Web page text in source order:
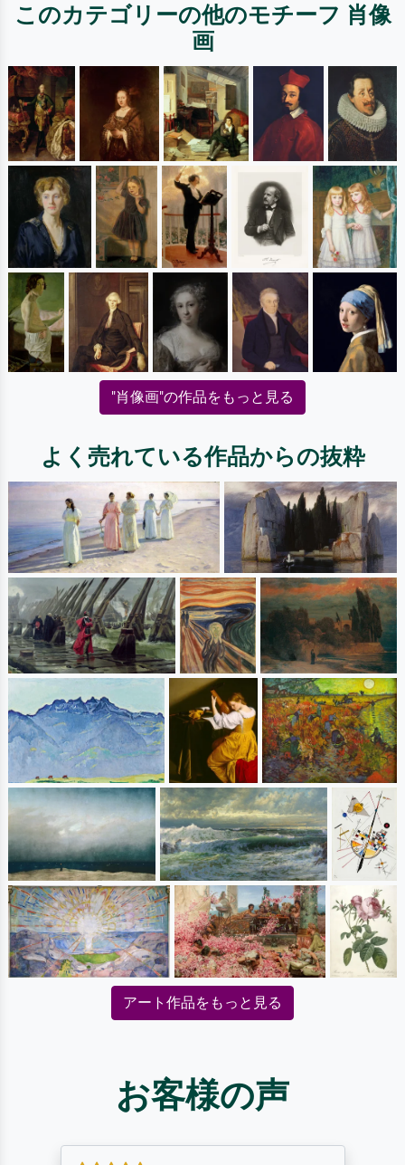
このカテゴリーの他のモチーフ 肖像
画
"肖像画"の作品をもっと見る
よく売れている作品からの抜粋
アート作品をもっと見る
お客様の声